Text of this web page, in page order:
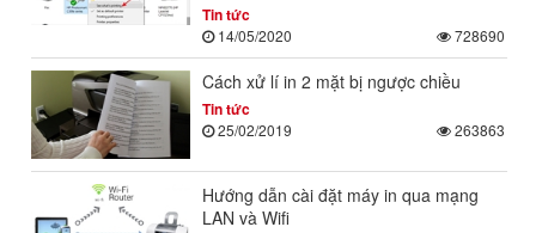
Tin tức
14/05/2020 728690
Cách xử lí in 2 mặt bị ngược chiều
Tin tức
25/02/2019 263863
Hướng dẫn cài đặt máy in qua mạng
LAN và Wifi